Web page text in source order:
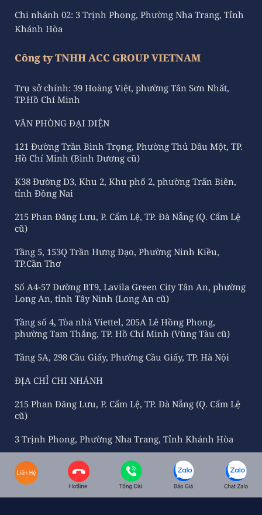
Chi nhánh 02: 3 Trịnh Phong, Phường Nha Trang, Tỉnh
Khánh Hòa
Công ty TNHH ACC GROUP VIETNAM
Trụ sở chính: 39 Hoàng Việt, phường Tân Sơn Nhất,
TP.Hồ Chí Minh
VĂN PHÒNG ĐẠI DIỆN
121 Đường Trần Bình Trọng, Phường Thủ Dầu Một, TP.
Hồ Chí Minh (Bình Dương cũ)
K38 Đường D3, Khu 2, Khu phố 2, phường Trấn Biên,
tỉnh Đồng Nai
215 Phan Đăng Lưu, P. Cẩm Lệ, TP. Đà Nẵng (Q. Cẩm Lệ
cũ)
Tầng 5, 153Q Trần Hưng Đạo, Phường Ninh Kiều,
TP.Cần Thơ
Số A4-57 Đường BT9, Lavila Green City Tân An, phường
Long An, tỉnh Tây Ninh (Long An cũ)
Tầng số 4, Tòa nhà Viettel, 205A Lê Hồng Phong,
phường Tam Thắng, TP. Hồ Chí Minh (Vũng Tàu cũ)
Tầng 5A, 298 Cầu Giấy, Phường Cầu Giấy, TP. Hà Nội
ĐỊA CHỈ CHI NHÁNH
215 Phan Đăng Lưu, P. Cẩm Lệ, TP. Đà Nẵng (Q. Cẩm Lệ
cũ)
3 Trịnh Phong, Phường Nha Trang, Tỉnh Khánh Hòa